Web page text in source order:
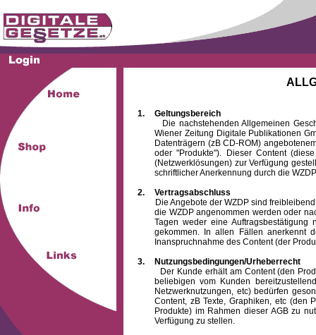
1.
Geltungsbereich
Die nachstehenden Allgemeinen
Wiener Zeitung Digitale Publikationen
Datenträgern (zB CD-ROM)
oder "Produkte"). Dieser Content
(Netzwerklösungen) zur Verfügung
schriftlicher Anerkennung durch die
2.
Vertragsabschluss
Die Angebote der WZDP sind freibleibend.
die WZDP angenommen werden oder
Tagen weder eine
gekommen. In allen Fällen anerkennt
Inanspruchnahme des Content (der
3.
Nutzungsbedingungen/Urheberrecht
Der Kunde erhält am Content (den
beliebigen vom Kunden
Netzwerknutzungen, etc) bedürfen
Content, zB Texte, Graphiken, etc (den
Produkte) im Rahmen dieser AGB zu
Verfügung zu stellen.